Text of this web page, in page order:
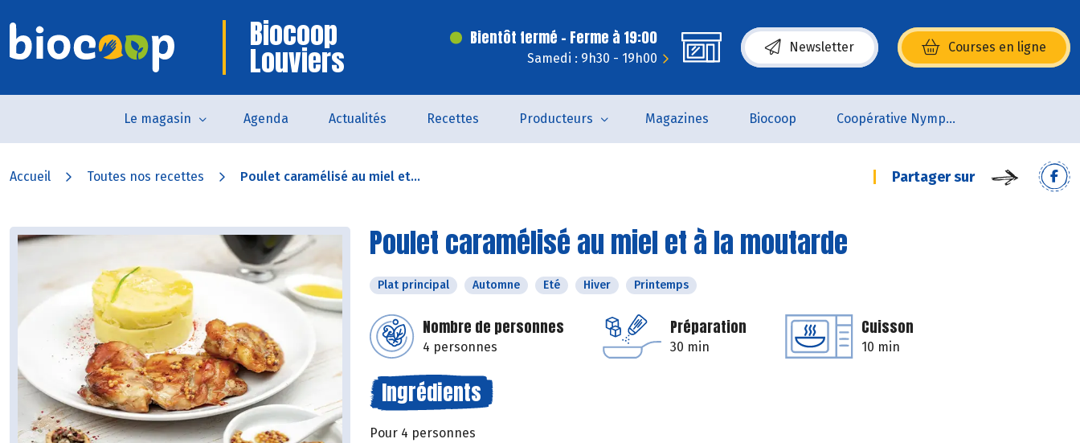
Biocoop
Louviers
Bientôt fermé - Ferme à 19:00
Samedi : 9h30 - 19h00
Newsletter Courses en ligne
(s’ouvre dans une nouvelle fenêtre)
Le magasin Agenda Actualités Recettes Producteurs Magazines Biocoop Coopérative Nymphéa
Accueil Toutes nos recettes Poulet caramélisé au miel et... Partager sur
Poulet caramélisé au miel et à la moutarde
Plat principal Automne Eté Hiver Printemps
Nombre de personnes
4 personnes
Préparation
30 min
Cuisson
10 min
Ingrédients
Pour 4 personnes